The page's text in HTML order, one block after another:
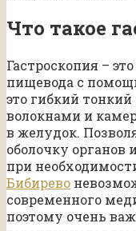
Что такое
Гастроскопия –
пищевода с
это гибкий
волокнами и
в желудок.
оболочку органов
при
Бибирево
современного
поэтому очень